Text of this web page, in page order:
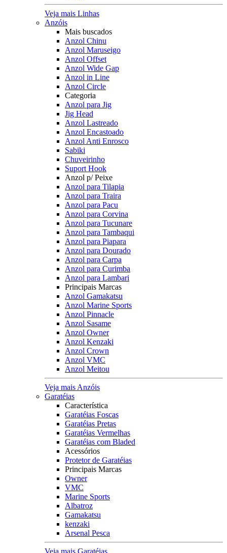
Veja mais Linhas
Anzóis
Mais buscados
Anzol Chinu
Anzol Maruseigo
Anzol Offset
Anzol Wide Gap
Anzol in Line
Anzol Circle
Categoria
Anzol para Jig
Jig Head
Anzol Lastreado
Anzol Encastoado
Anzol Anti Enrosco
Sabiki
Chuveirinho
Suport Hook
Anzol p/ Peixe
Anzol para Tilapia
Anzol para Traira
Anzol para Pacu
Anzol para Corvina
Anzol para Tucunare
Anzol para Tambaqui
Anzol para Piapara
Anzol para Dourado
Anzol para Carpa
Anzol para Curimba
Anzol para Lambari
Principais Marcas
Anzol Gamakatsu
Anzol Marine Sports
Anzol Pinnacle
Anzol Sasame
Anzol Owner
Anzol Kenzaki
Anzol Crown
Anzol VMC
Anzol Meitou
Veja mais Anzóis
Garatéias
Característica
Garatéias Foscas
Garatéias Pretas
Garatéias Vermelhas
Garatéias com Bladed
Acessórios
Protetor de Garatéias
Principais Marcas
Owner
VMC
Marine Sports
Albatroz
Gamakatsu
kenzaki
Arsenal Pesca
Veja mais Garatéias